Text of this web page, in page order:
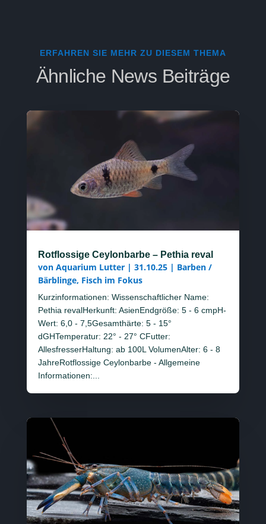
ERFAHREN SIE MEHR ZU DIESEM THEMA
Ähnliche News Beiträge
Rotflossige Ceylonbarbe – Pethia reval
von Aquarium Lutter| 31.10.25| Barben /
Bärblinge, Fisch im Fokus
Kurzinformationen: Wissenschaftlicher Name:
Pethia revalHerkunft: AsienEndgröße: 5 - 6 cmpH-
Wert: 6,0 - 7,5Gesamthärte: 5 - 15°
dGHTemperatur: 22° - 27° CFutter:
AllesfresserHaltung: ab 100L VolumenAlter: 6 - 8
JahreRotflossige Ceylonbarbe - Allgemeine
Informationen:...